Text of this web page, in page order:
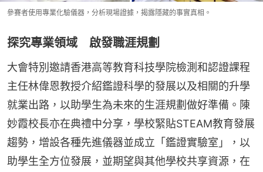
參賽者使用專業化驗儀器，分析現場證據，揭露隱藏的事實真相。
探究專業領域 啟發職涯規劃
大會特別邀請香港高等教育科技學院檢測和認證課程
主任林偉恩教授介紹鑑證科學的發展以及相關的升學
就業出路，以助學生為未來的生涯規劃做好準備。陳
妙霞校長亦在典禮中分享，學校緊貼STEAM教育發展
趨勢，增設各種先進儀器並成立「鑑證實驗室」，以
助學生全方位發展，並期望與其他學校共享資源，在